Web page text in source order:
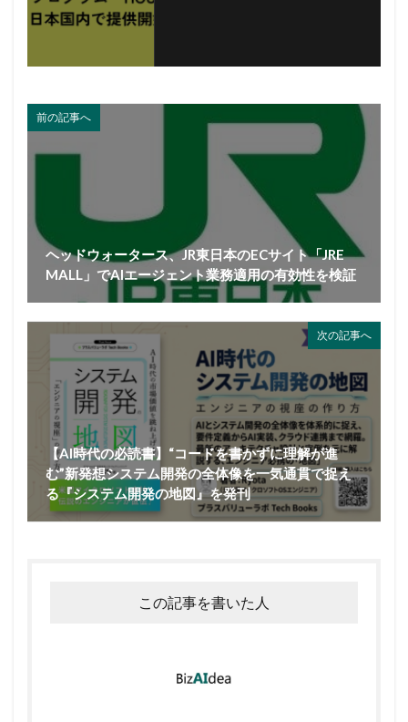
前の記事へ
ヘッドウォータース、JR東日本のECサイト「JRE
MALL」でAIエージェント業務適用の有効性を検証
次の記事へ
【AI時代の必読書】“コードを書かずに理解が進
む”新発想システム開発の全体像を一気通貫で捉え
る『システム開発の地図』を発刊
この記事を書いた人